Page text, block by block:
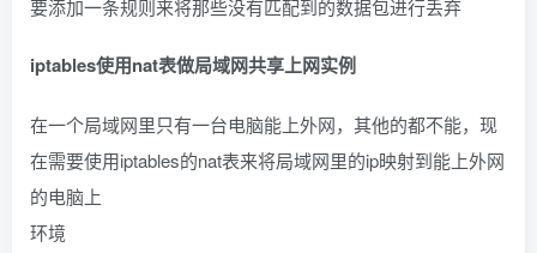
要添加一条规则来将那些没有匹配到的数据包进行丢弃
iptables使用nat表做局域网共享上网实例
在一个局域网里只有一台电脑能上外网，其他的都不能，现
在需要使用iptables的nat表来将局域网里的ip映射到能上外网
的电脑上
环境